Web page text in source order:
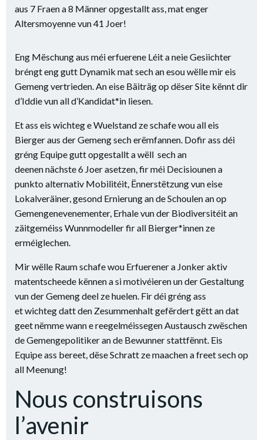
aus 7 Fraen a 8 Männer opgestallt ass, mat enger
Altersmoyenne vun 41 Joer!
Eng Mëschung aus méi erfuerene Léit a neie Gesiichter
bréngt eng gutt Dynamik mat sech an esou wëlle mir eis
Gemeng vertrieden. An eise Bäiträg op dëser Site kënnt dir
d’Iddie vun all d’Kandidat*in liesen.
Et ass eis wichteg e Wuelstand ze schafe wou all eis
Bierger aus der Gemeng sech erëmfannen. Dofir ass déi
gréng Equipe gutt opgestallt a wëll sech an
deenen nächste 6 Joer asetzen, fir méi Decisiounen a
punkto alternativ Mobilitéit, Ënnerstëtzung vun eise
Lokalveräiner, gesond Ernierung an de Schoulen an op
Gemengenevenementer, Erhale vun der Biodiversitéit an
zäitgeméiss Wunnmodeller fir all Bierger*innen ze
erméiglechen.
Mir wëlle Raum schafe wou Erfuerener a Jonker aktiv
matentscheede kënnen a si motivéieren un der Gestaltung
vun der Gemeng deel ze huelen. Fir déi gréng ass
et wichteg datt den Zesummenhalt gefërdert gëtt an dat
geet nëmme wann e reegelméissegen Austausch zwëschen
de Gemengepolitiker an de Bewunner stattfënnt. Eis
Equipe ass bereet, dëse Schratt ze maachen a freet sech op
all Meenung!
Nous construisons
l’avenir